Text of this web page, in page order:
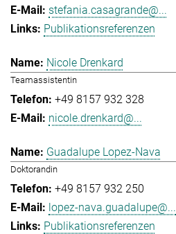
stefania.casagrande@...
Publikationsreferenzen
Nicole Drenkard
Teamassistentin
+49 8157 932 328
nicole.drenkard@...
Guadalupe Lopez-Nava
Doktorandin
+49 8157 932 250
lopez-nava.guadalupe@...
Publikationsreferenzen